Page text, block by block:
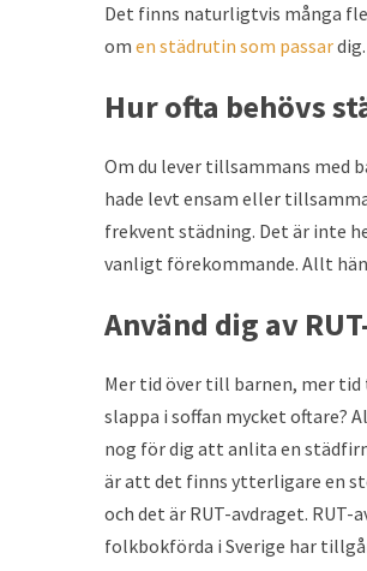
Det finns naturligtvis många
om en städrutin som passar
Hur ofta behövs
Om du lever tillsammans med
hade levt ensam eller
frekvent städning. Det är inte
vanligt förekommande. Allt
Använd dig av
Mer tid över till barnen, mer
slappa i soffan mycket oftare?
nog för dig att anlita en
är att det finns ytterligare en
och det är RUT-avdraget.
folkbokförda i Sverige har